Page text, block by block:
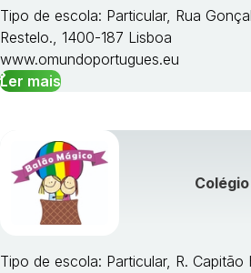
Tipo de escola: Particular, Rua
Restelo., 1400-187 Lisboa
www.omundoportugues.eu
Ler mais
Tipo de escola: Particular, R.